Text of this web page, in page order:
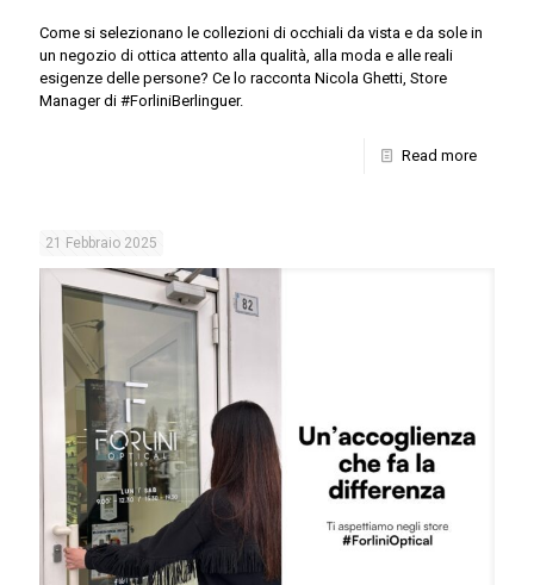
Come si selezionano le collezioni di occhiali da vista e da sole in
un negozio di ottica attento alla qualità, alla moda e alle reali
esigenze delle persone? Ce lo racconta Nicola Ghetti, Store
Manager di #ForliniBerlinguer.
Read more
21 Febbraio 2025